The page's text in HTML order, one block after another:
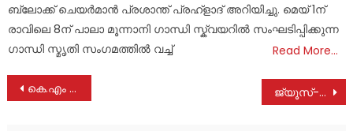
ബ്ലോക്ക് ചെയർമാൻ പ്രശാന്ത് പ്രഹ്ളാദ് അറിയിച്ചു. മെയ് 1ന്
രാവിലെ 8ന് പാലാ മൂന്നാനി ഗാന്ധി സ്ക്വയറിൽ സംഘടിപ്പിക്കുന്ന
ഗാന്ധി സ്മൃതി സംഗമത്തിൽ വച്ച്
Read More…
Post
കെ.എം മാണിയുടെ ഓർമ്മകൾക്ക് മുമ്പിൽ പൂക്കൾ അർപ്പിച്ച് അനുസ്മരണം നടത്തി പി ജെ ജോസഫ് എം എൽ എ ജ്യൂസ്-ജാക്കിംഗ് ; മുന്നറിയിപ്പുമായി കേരളാ പോലീസ്